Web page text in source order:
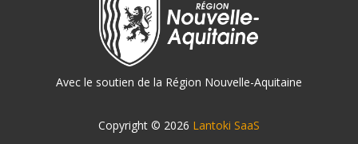
Avec le soutien de la Région Nouvelle-Aquitaine
Copyright © 2026 Lantoki SaaS